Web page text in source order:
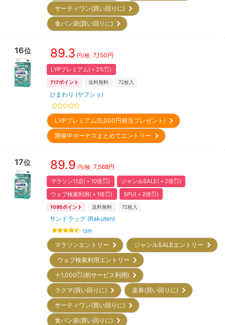
サーティワン(買い回りに)
食パン袋(買い回りに)
16位 89.3 円/枚 7,150円
LYPプレミアム(＋2%㌽)
717ポイント 送料無料 72枚入
ひまわり (ヤフショ)
LYPプレミアム(5,000円相当プレゼント)
開催中ボーナスまとめてエントリー
17位 89.9 円/枚 7,568円
マラソン11店(＋10倍㌽)
ジャンルSALE(＋2倍㌽)
ウェブ検索利用(＋1倍㌽)
SPU(＋2倍㌽)
1095ポイント 送料無料 72枚入
サンドラッグ (Rakuten)
13件
マラソンエントリー
ジャンルSALEエントリー
ウェブ検索利用エントリー
＋1,000㌽(初サービス利用)
ラクマ(買い回りに)
楽券(買い回りに)
サーティワン(買い回りに)
食パン袋(買い回りに)